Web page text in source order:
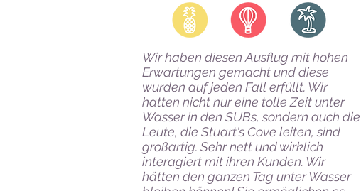
Wir haben diesen Ausflug mit hohen
Erwartungen gemacht und diese
wurden auf jeden Fall erfüllt. Wir
hatten nicht nur eine tolle Zeit unter
Wasser in den SUBs, sondern auch die
Leute, die Stuart's Cove leiten, sind
großartig. Sehr nett und wirklich
interagiert mit ihren Kunden. Wir
hätten den ganzen Tag unter Wasser